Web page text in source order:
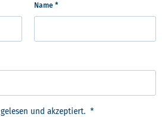
Name *
gelesen und akzeptiert. *